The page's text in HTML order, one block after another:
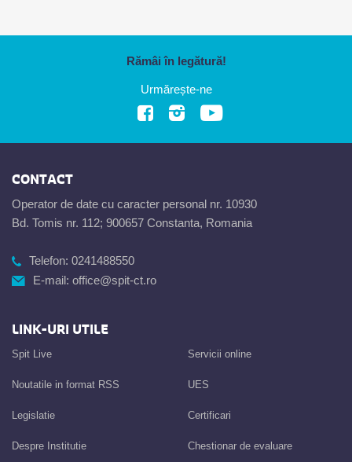
Rămâi în legătură!
Urmărește-ne
CONTACT
Operator de date cu caracter personal nr. 10930
Bd. Tomis nr. 112; 900657 Constanta, Romania
Telefon: 0241488550
E-mail: office@spit-ct.ro
LINK-URI UTILE
Spit Live
Noutatile in format RSS
Legislatie
Despre Institutie
Servicii online
UES
Certificari
Chestionar de evaluare